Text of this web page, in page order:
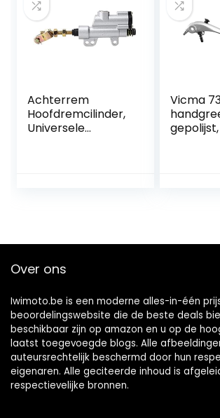
Achterrem
Hoofdremcilinder,
Universele
Pomp Voor
Crossmotor ATV
Vicma
Over ons
Iwimoto.be is een moderne alles-in-één
beoordelingswebsite die de beste deals
beschikbaar zijn op amazon en u op de
laatst toegevoegde blogs. Alle
auteursrechtelijk beschermd door hun
eigenaren. Alle geciteerde inhoud is
respectievelijke bronnen.